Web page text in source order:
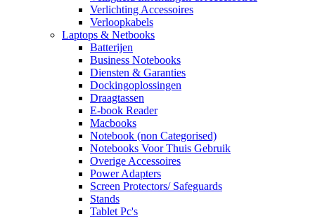
Verlichting Accessoires
Verloopkabels
Laptops & Netbooks
Batterijen
Business Notebooks
Diensten & Garanties
Dockingoplossingen
Draagtassen
E-book Reader
Macbooks
Notebook (non Categorised)
Notebooks Voor Thuis Gebruik
Overige Accessoires
Power Adapters
Screen Protectors/ Safeguards
Stands
Tablet Pc's